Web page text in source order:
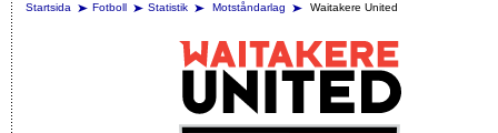
Startsida
Fotboll Statistik Motståndarlag Waitakere United